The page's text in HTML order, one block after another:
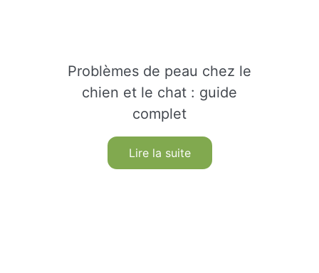
Problèmes de peau chez le
chien et le chat : guide
complet
Lire la suite